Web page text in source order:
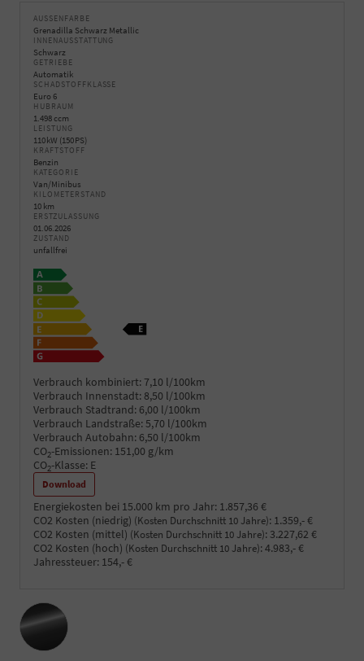
AUSSENFARBE
Grenadilla Schwarz Metallic
INNENAUSSTATTUNG
Schwarz
GETRIEBE
Automatik
SCHADSTOFFKLASSE
Euro 6
HUBRAUM
1.498 ccm
LEISTUNG
110 kW (150 PS)
KRAFTSTOFF
Benzin
KATEGORIE
Van/Minibus
KILOMETERSTAND
10 km
ERSTZULASSUNG
01.06.2026
ZUSTAND
unfallfrei
Verbrauch kombiniert: 7,10 l/100km
Verbrauch Innenstadt: 8,50 l/100km
Verbrauch Stadtrand: 6,00 l/100km
Verbrauch Landstraße: 5,70 l/100km
Verbrauch Autobahn: 6,50 l/100km
CO2-Emissionen: 151,00 g/km
CO2-Klasse: E
Download
Energiekosten bei 15.000 km pro Jahr: 1.857,36 €
CO2 Kosten (niedrig) (Kosten Durchschnitt 10 Jahre): 1.359,- €
CO2 Kosten (mittel) (Kosten Durchschnitt 10 Jahre): 3.227,62 €
CO2 Kosten (hoch) (Kosten Durchschnitt 10 Jahre): 4.983,- €
Jahressteuer: 154,- €